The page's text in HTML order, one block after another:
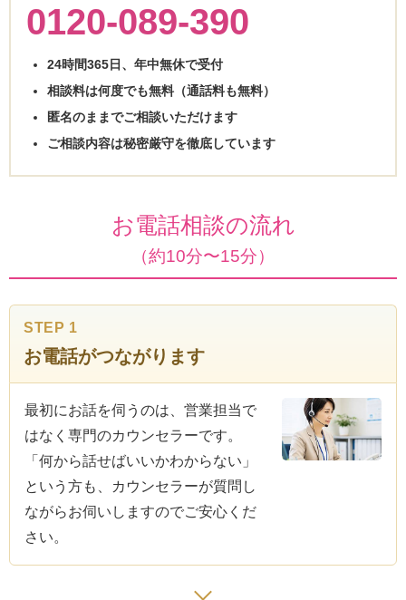
0120-089-390
24時間365日、年中無休で受付
相談料は何度でも無料（通話料も無料）
匿名のままでご相談いただけます
ご相談内容は秘密厳守を徹底しています
お電話相談の流れ
（約10分〜15分）
STEP 1
お電話がつながります
最初にお話を伺うのは、営業担当で
はなく専門のカウンセラーです。
「何から話せばいいかわからない」
という方も、カウンセラーが質問し
ながらお伺いしますのでご安心くだ
さい。